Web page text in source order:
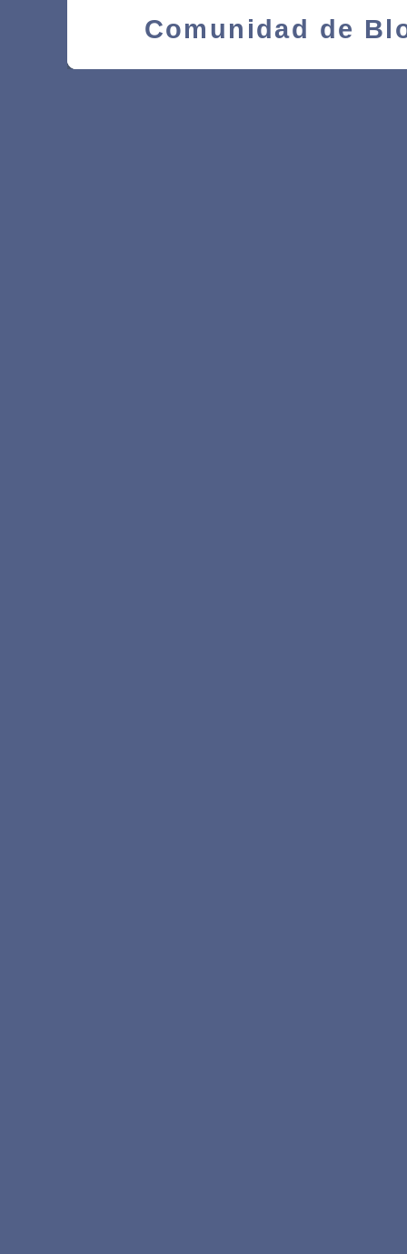
Comunidad de